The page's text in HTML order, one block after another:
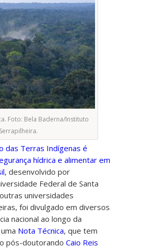
Foto: Bela Baderna/Instituto
Serrapilheira.
das Terras Indígenas é
hídrica e alimentar em
, desenvolvido por
Federal de Santa
universidades
foi divulgado em diversos
nacional ao longo da
Nota Técnica, que tem
pós-doutorandoCaio Reis